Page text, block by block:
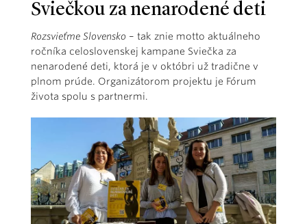
Sviečkou za nenarodené deti
Rozsvieťme Slovensko – tak znie motto aktuálneho
ročníka celoslovenskej kampane Sviečka za
nenarodené deti, ktorá je v októbri už tradične v
plnom prúde. Organizátorom projektu je Fórum
života spolu s partnermi.